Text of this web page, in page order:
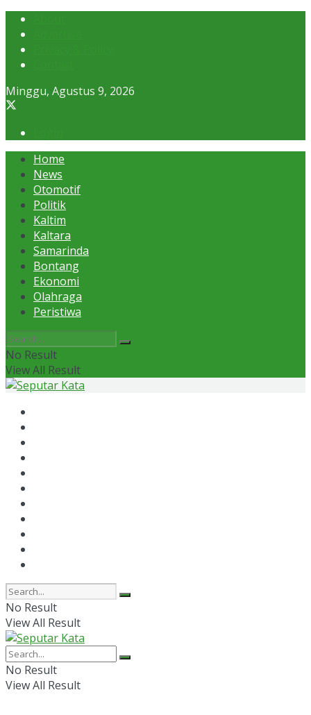
Minggu, Agustus 9, 2026
Home
News
Otomotif
Politik
Kaltim
Kaltara
Samarinda
Bontang
Ekonomi
Olahraga
Peristiwa
No Result
View All Result
No Result
View All Result
No Result
View All Result